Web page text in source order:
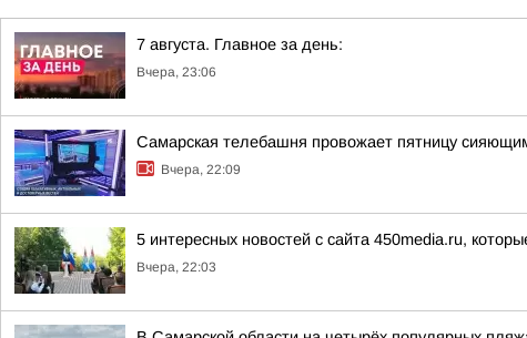
7 августа. Главное за день:
Вчера, 23:06
Самарская телебашня провожает пятницу
Вчера, 22:09
5 интересных новостей с сайта 450media.ru,
Вчера, 22:03